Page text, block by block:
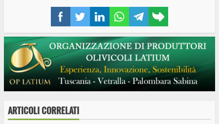
FacebookTwitterLinkedInWhatsAppTelegram
link
ARTICOLI CORRELATI